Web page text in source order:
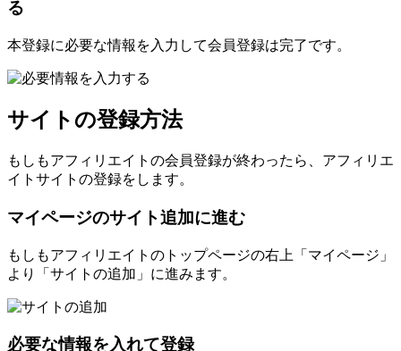
る
本登録に必要な情報を入力して会員登録は完了です。
サイトの登録方法
もしもアフィリエイトの会員登録が終わったら、アフィリエ
イトサイトの登録をします。
マイページのサイト追加に進む
もしもアフィリエイトのトップページの右上「マイページ」
より「サイトの追加」に進みます。
必要な情報を入れて登録